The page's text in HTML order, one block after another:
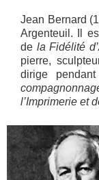
Jean Bernard
Argenteuil. Il
de la Fidélité
pierre,
dirige
l’Imprimerie et